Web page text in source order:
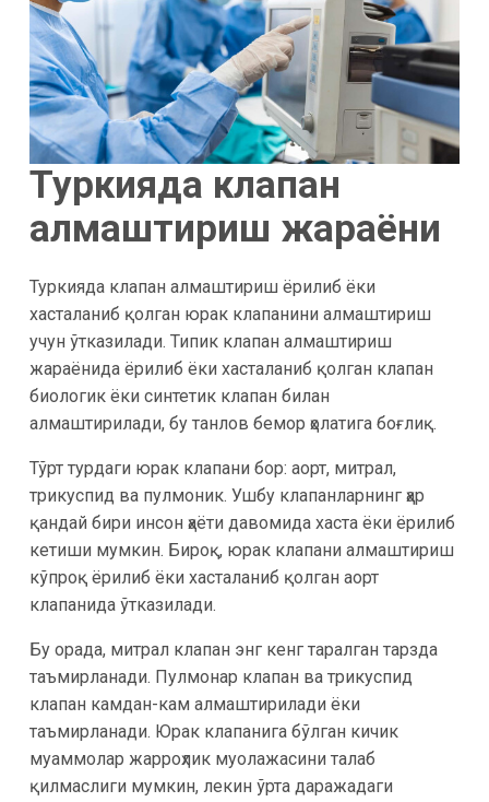
Туркияда клапан
алмаштириш жараёни
Туркияда клапан алмаштириш ёрилиб ёки
хасталаниб қолган юрак клапанини алмаштириш
учун ўтказилади. Типик клапан алмаштириш
жараёнида ёрилиб ёки хасталаниб қолган клапан
биологик ёки синтетик клапан билан
алмаштирилади, бу танлов бемор ҳолатига боғлиқ.
Тўрт турдаги юрак клапани бор: аорт, митрал,
трикуспид ва пулмоник. Ушбу клапанларнинг ҳар
қандай бири инсон ҳаёти давомида хаста ёки ёрилиб
кетиши мумкин. Бироқ, юрак клапани алмаштириш
кўпроқ ёрилиб ёки хасталаниб қолган аорт
клапанида ўтказилади.
Бу орада, митрал клапан энг кенг таралган тарзда
таъмирланади. Пулмонар клапан ва трикуспид
клапан камдан-кам алмаштирилади ёки
таъмирланади. Юрак клапанига бўлган кичик
муаммолар жарроҳлик муолажасини талаб
қилмаслиги мумкин, лекин ўрта даражадаги